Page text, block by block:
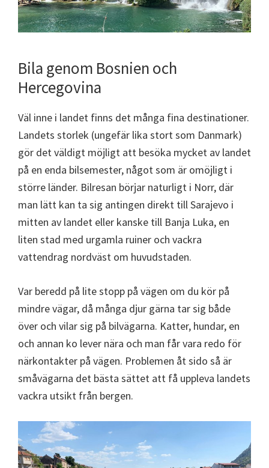
Bila genom Bosnien och
Hercegovina
Väl inne i landet finns det många fina destinationer.
Landets storlek (ungefär lika stort som Danmark)
gör det väldigt möjligt att besöka mycket av landet
på en enda bilsemester, något som är omöjligt i
större länder. Bilresan börjar naturligt i Norr, där
man lätt kan ta sig antingen direkt till Sarajevo i
mitten av landet eller kanske till Banja Luka, en
liten stad med urgamla ruiner och vackra
vattendrag nordväst om huvudstaden.
Var beredd på lite stopp på vägen om du kör på
mindre vägar, då många djur gärna tar sig både
över och vilar sig på bilvägarna. Katter, hundar, en
och annan ko lever nära och man får vara redo för
närkontakter på vägen. Problemen åt sido så är
småvägarna det bästa sättet att få uppleva landets
vackra utsikt från bergen.